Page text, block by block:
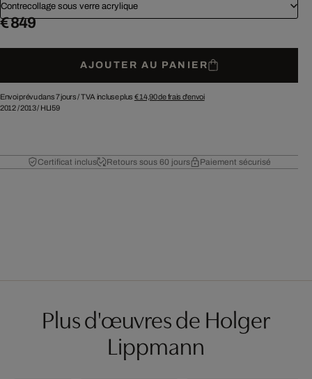
Contrecollage sous verre acrylique
€ 849
AJOUTER AU PANIER
Envoi prévu dans 7 jours /TVA incluse plus € 14,90de frais d'envoi
2012/2013/ HLI59
Certificat inclus Retours sous 60 jours Paiement sécurisé
Plus d'œuvres de Holger
Lippmann